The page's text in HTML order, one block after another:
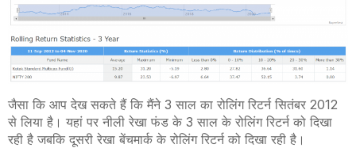
जैसा कि आप देख सकते हैं कि मैंने 3 साल का रोलिंग रिटर्न सितंबर 2012
से लिया है। यहां पर नीली रेखा फंड के 3 साल के रोलिंग रिटर्न को दिखा
रही है जबकि दूसरी रेखा बेंचमार्क के रोलिंग रिटर्न को दिखा रही है।